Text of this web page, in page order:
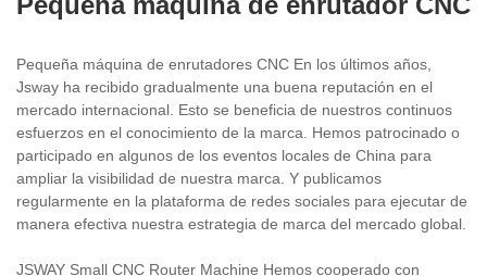
Pequeña máquina de enrutadores CNC En los últimos años,
Jsway ha recibido gradualmente una buena reputación en el
mercado internacional. Esto se beneficia de nuestros continuos
esfuerzos en el conocimiento de la marca. Hemos patrocinado o
participado en algunos de los eventos locales de China para
ampliar la visibilidad de nuestra marca. Y publicamos
regularmente en la plataforma de redes sociales para ejecutar de
manera efectiva nuestra estrategia de marca del mercado global.
JSWAY Small CNC Router Machine Hemos cooperado con